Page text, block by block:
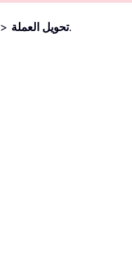
> تحويل العملة.